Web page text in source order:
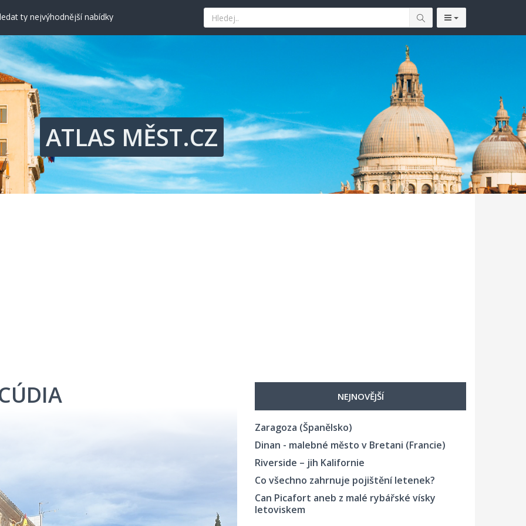
historii i současné umění
kouta Ostravy
tradici a nejlepší paellu
mořem
ty nejvýhodnější nabídky
ATLAS MĚST.CZ
NEJNOVĚJŠÍ
Zaragoza (Španělsko)
Dinan - malebné město v Bretani (Francie)
Riverside – jih Kalifornie
Co všechno zahrnuje pojištění letenek?
Can Picafort aneb z malé rybářské vísky
letoviskem